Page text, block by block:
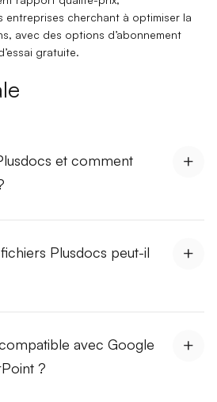
entreprises cherchant à optimiser la
, avec des options d’abonnement
gratuite.
et comment
Plusdocs peut-il
avec Google
?